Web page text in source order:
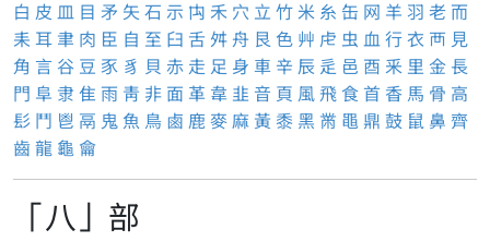
白 皮 皿 目 矛 矢 石 示 禸 禾 穴 立 竹米 糸 缶 网 羊 羽 老 而
耒 耳 聿 肉 臣 自 至 臼 舌舛舟 艮 色 艸 虍 虫 血行衣 襾 見
角 言 谷 豆 豕 豸 貝 赤 走 足 身 車 辛 辰 辵 邑 酉 釆 里 金 長
門 阜 隶 隹雨 靑 非 面 革 韋 韭 音 頁 風飛食首 香 馬 骨 高
髟 鬥 鬯 鬲 鬼 魚 鳥 鹵 鹿麥麻 黃 黍 黑 黹 黽鼎 鼓 鼠 鼻 齊
齒龍 龜 龠
「八」部